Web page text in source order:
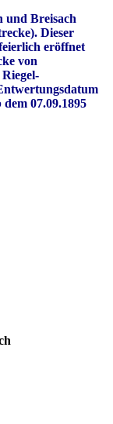
und Breisach
Dieser
eröffnet
von
07.09.1895